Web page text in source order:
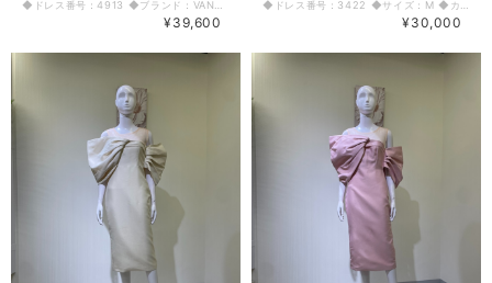
¥39,600 ¥30,000